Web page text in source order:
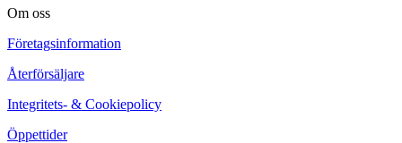
Om oss
Företagsinformation
Återförsäljare
Integritets- & Cookiepolicy
Öppettider